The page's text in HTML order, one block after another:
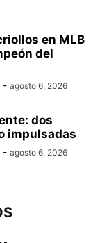
en MLB
del
- agosto 6, 2026
dos
impulsadas
- agosto 6, 2026